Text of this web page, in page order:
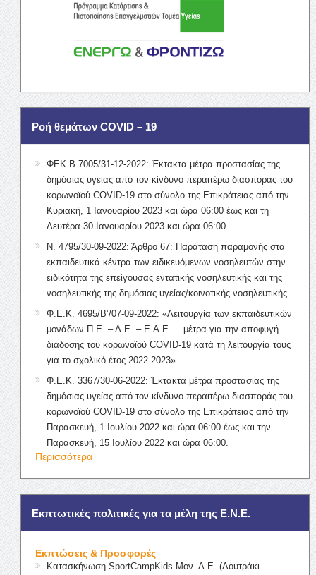
Ροή θεμάτων COVID – 19
ΦΕΚ Β 7005/31-12-2022: Έκτακτα μέτρα προστασίας της
δημόσιας υγείας από τον κίνδυνο περαιτέρω διασποράς του
κορωνοϊού COVID-19 στο σύνολο της Επικράτειας από την
Κυριακή, 1 Ιανουαρίου 2023 και ώρα 06:00 έως και τη
Δευτέρα 30 Ιανουαρίου 2023 και ώρα 06:00
Ν. 4795/30-09-2022: Άρθρο 67: Παράταση παραμονής στα
εκπαιδευτικά κέντρα των ειδικευόμενων νοσηλευτών στην
ειδικότητα της επείγουσας εντατικής νοσηλευτικής και της
νοσηλευτικής της δημόσιας υγείας/κοινοτικής νοσηλευτικής
Φ.Ε.Κ. 4695/Β’/07-09-2022: «Λειτουργία των εκπαιδευτικών
μονάδων Π.Ε. – Δ.Ε. – Ε.Α.Ε. …μέτρα για την αποφυγή
διάδοσης του κορωνοϊού COVID-19 κατά τη λειτουργία τους
για το σχολικό έτος 2022-2023»
Φ.Ε.Κ. 3367/30-06-2022: Έκτακτα μέτρα προστασίας της
δημόσιας υγείας από τον κίνδυνο περαιτέρω διασποράς του
κορωνοϊού COVID-19 στο σύνολο της Επικράτειας από την
Παρασκευή, 1 Ιουλίου 2022 και ώρα 06:00 έως και την
Παρασκευή, 15 Ιουλίου 2022 και ώρα 06:00.
Περισσότερα
Εκπτωτικές πολιτικές για τα μέλη της Ε.Ν.Ε.
Εκπτώσεις & Προσφορές
Κατασκήνωση SportCampKids Μον. Α.Ε. (Λουτράκι